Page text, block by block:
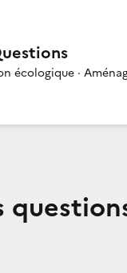
écologique ·